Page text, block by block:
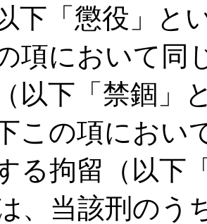
下「懲役」と
項において同
以下「禁錮」
この項におい
る拘留（以下
、当該刑のう